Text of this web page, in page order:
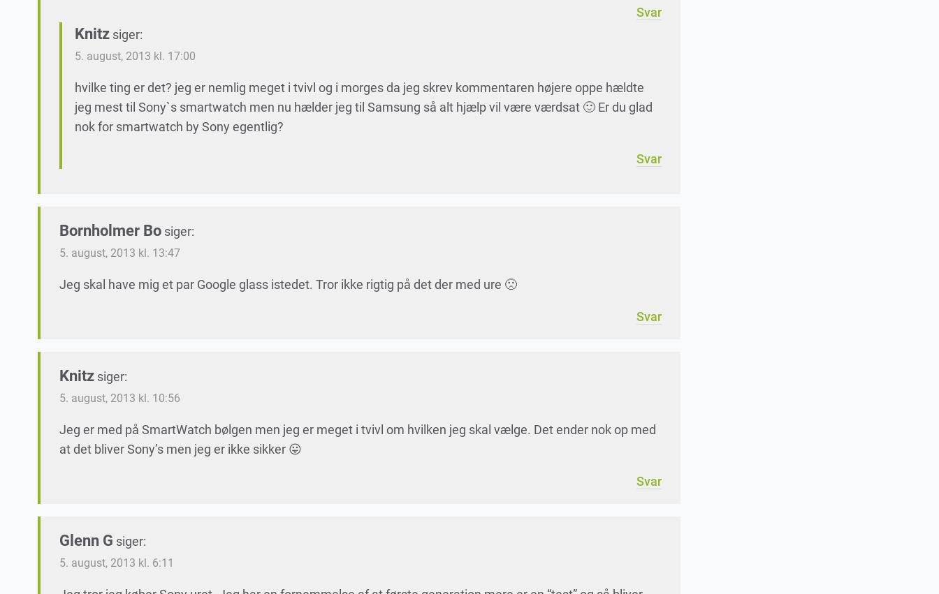
Svar
Knitz siger:
5. august, 2013 kl. 17:00
hvilke ting er det? jeg er nemlig meget i tvivl og i morges da jeg skrev kommentaren højere oppe hældte
jeg mest til Sony`s smartwatch men nu hælder jeg til Samsung så alt hjælp vil være værdsat 🙂 Er du glad
nok for smartwatch by Sony egentlig?
Svar
Bornholmer Bo siger:
5. august, 2013 kl. 13:47
Jeg skal have mig et par Google glass istedet. Tror ikke rigtig på det der med ure 🙁
Svar
Knitz siger:
5. august, 2013 kl. 10:56
Jeg er med på SmartWatch bølgen men jeg er meget i tvivl om hvilken jeg skal vælge. Det ender nok op med
at det bliver Sony’s men jeg er ikke sikker 😛
Svar
Glenn G siger:
5. august, 2013 kl. 6:11